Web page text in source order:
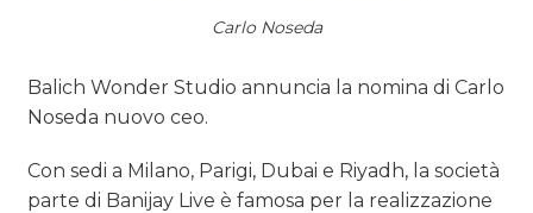
Carlo Noseda
Balich Wonder Studio annuncia la nomina di Carlo
Noseda nuovo ceo.
Con sedi a Milano, Parigi, Dubai e Riyadh, la società
parte di Banijay Live è famosa per la realizzazione